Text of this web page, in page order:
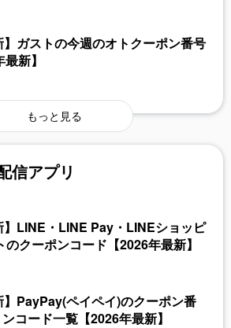
】ガストの今週のオトクーポン番号
新】
もっと見る
信アプリ
】LINE・LINE Pay・LINEショッピ
クーポンコード【2026年最新】
】PayPay(ペイペイ)のクーポン番
コード一覧【2026年最新】